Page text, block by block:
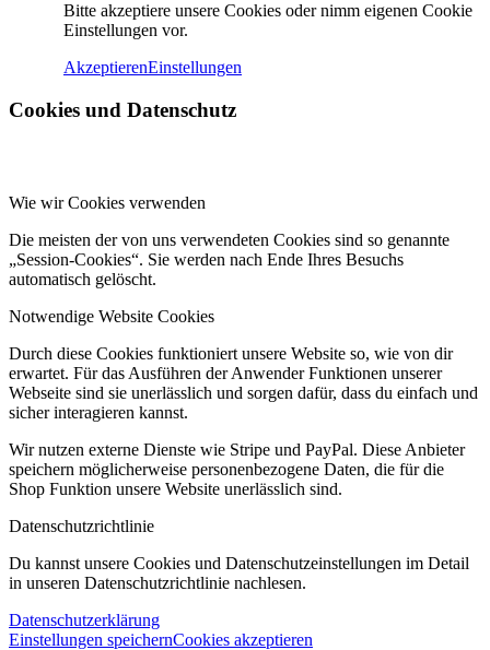
Bitte akzeptiere unsere Cookies oder nimm eigenen Cookie
Einstellungen vor.
AkzeptierenEinstellungen
Cookies und Datenschutz
Wie wir Cookies verwenden
Die meisten der von uns verwendeten Cookies sind so genannte
„Session-Cookies“. Sie werden nach Ende Ihres Besuchs
automatisch gelöscht.
Notwendige Website Cookies
Durch diese Cookies funktioniert unsere Website so, wie von dir
erwartet. Für das Ausführen der Anwender Funktionen unserer
Webseite sind sie unerlässlich und sorgen dafür, dass du einfach und
sicher interagieren kannst.
Wir nutzen externe Dienste wie Stripe und PayPal. Diese Anbieter
speichern möglicherweise personenbezogene Daten, die für die
Shop Funktion unsere Website unerlässlich sind.
Datenschutzrichtlinie
Du kannst unsere Cookies und Datenschutzeinstellungen im Detail
in unseren Datenschutzrichtlinie nachlesen.
Datenschutzerklärung
Einstellungen speichernCookies akzeptieren